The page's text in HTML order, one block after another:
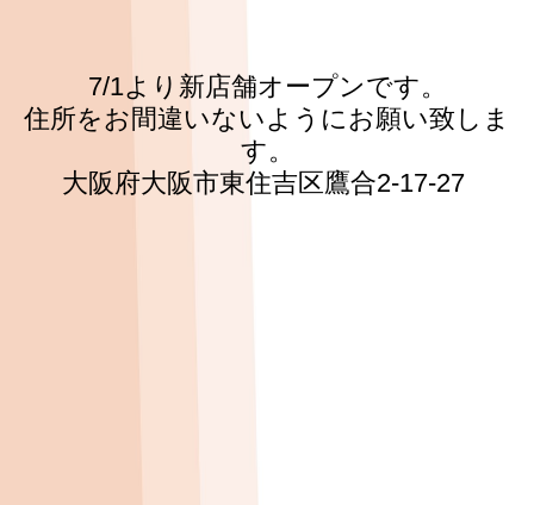
7/1より新店舗オープンです。
住所をお間違いないようにお願い致しま
す。
大阪府大阪市東住吉区鷹合2-17-27